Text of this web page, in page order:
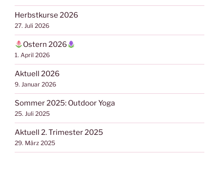
Herbstkurse 2026
27. Juli 2026
Ostern 2026
1. April 2026
Aktuell 2026
9. Januar 2026
Sommer 2025: Outdoor Yoga
25. Juli 2025
Aktuell 2. Trimester 2025
29. März 2025